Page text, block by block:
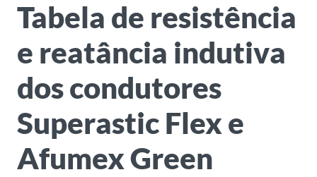
Tabela de resistência
e reatância indutiva
dos condutores
Superastic Flex e
Afumex Green